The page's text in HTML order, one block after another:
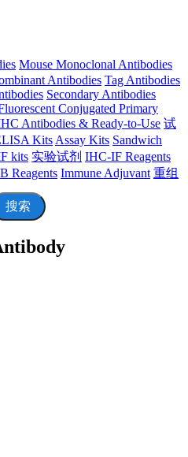
Mouse Monoclonal Antibodies
Antibodies Tag Antibodies
Secondary Antibodies
Conjugated Primary
Antibodies & Ready-to-Use 试
Kits Assay Kits Sandwich
kits 实验试剂 IHC-IF Reagents
Reagents Immune Adjuvant 重组
搜索